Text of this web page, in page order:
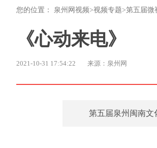
您的位置： 泉州网视频>视频专题>第五届微
《心动来电》
2021-10-31 17:54:22 来源：泉州网
第五届泉州闽南文